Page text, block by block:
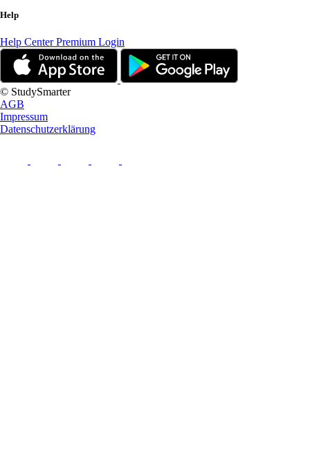
Help
Help CenterPremium Login
© StudySmarter
AGB
Impressum
Datenschutzerklärung